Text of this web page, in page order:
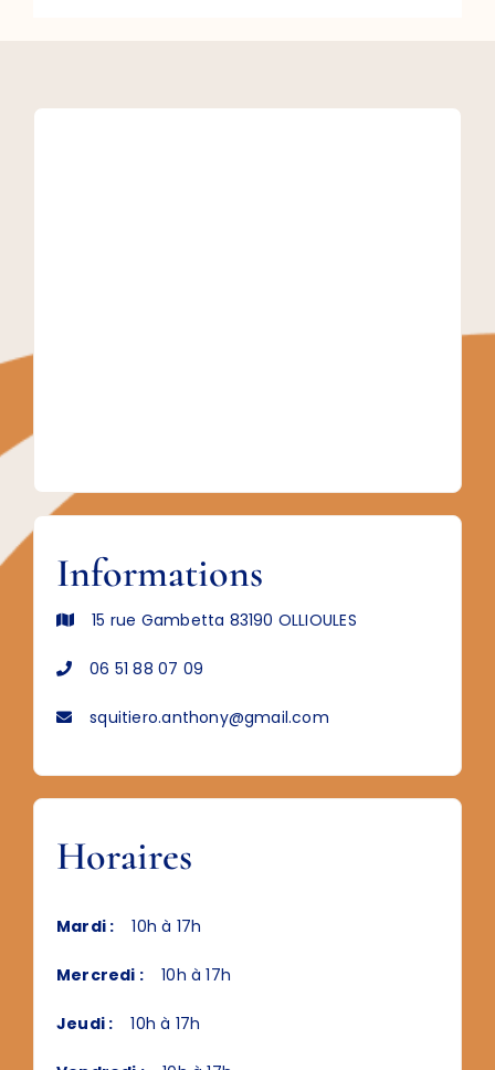
Informations
15 rue Gambetta 83190 OLLIOULES
06 51 88 07 09
squitiero.anthony@gmail.com
Horaires
Mardi : 10h à 17h
Mercredi : 10h à 17h
Jeudi : 10h à 17h